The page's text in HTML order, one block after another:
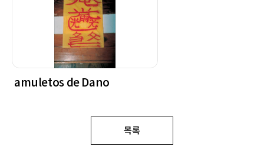
amuletos de Dano
목록